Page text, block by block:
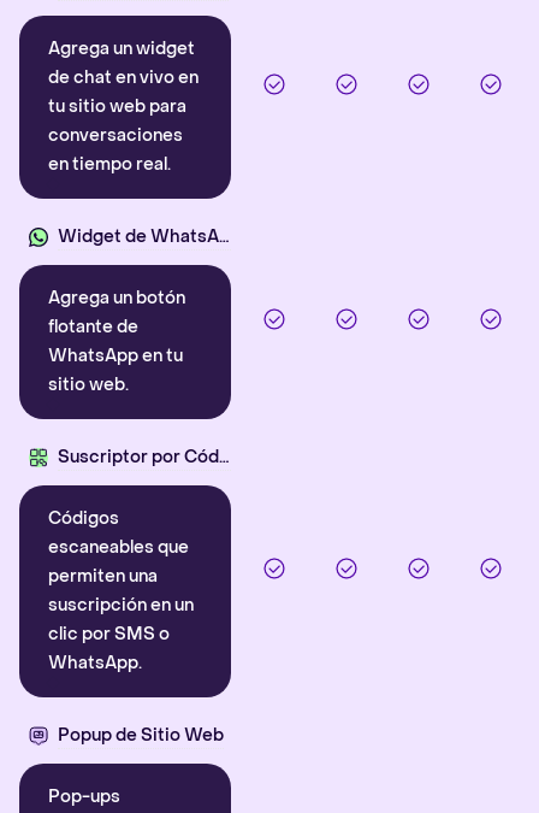
Agrega un widget
de chat en vivo en
tu sitio web para
conversaciones
en tiempo real.
Widget de WhatsApp
Agrega un botón
flotante de
WhatsApp en tu
sitio web.
Suscriptor por Código QR
Códigos
escaneables que
permiten una
suscripción en un
clic por SMS o
WhatsApp.
Popup de Sitio Web
Pop-ups